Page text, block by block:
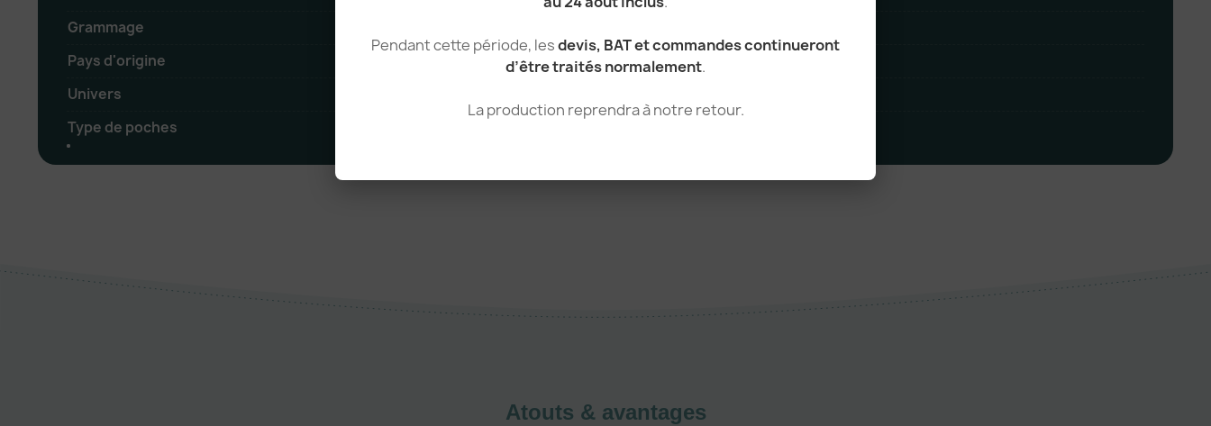
Pendant cette période, lesdevis, BAT et commandes continueront
d’être traités normalement.
La production reprendra à notre retour.
Grammage
Pays d'origine
Univers
Type de poches
Atouts & avantages